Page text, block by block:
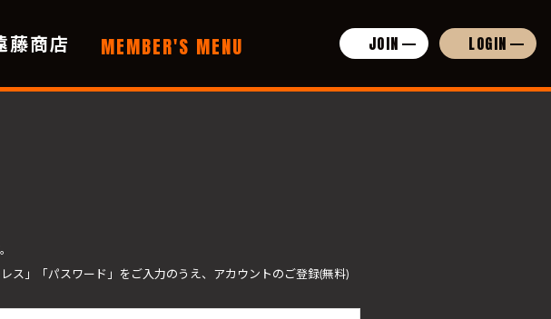
藤商店 MEMBER'S MENU JOIN LOGIN
ス」「パスワード」をご入力のうえ、アカウントのご登録(無料)